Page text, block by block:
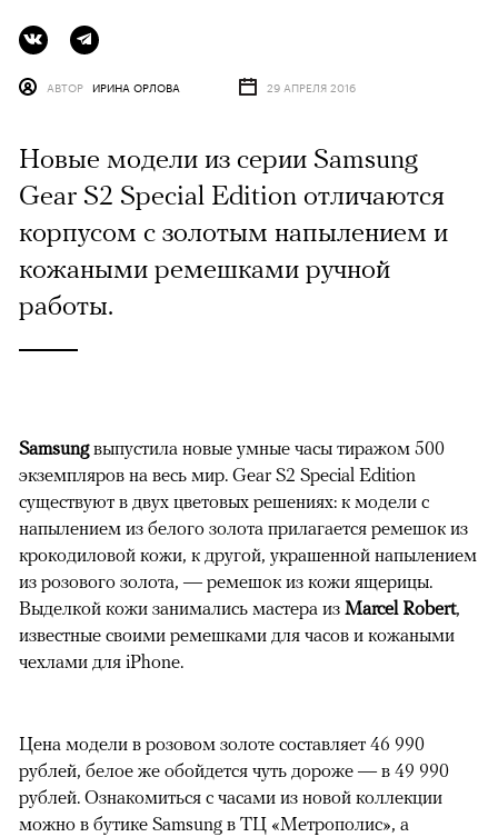
АВТОР ИРИНА ОРЛОВА 29 АПРЕЛЯ 2016
Новые модели из серии Samsung
Gear S2 Special Edition отличаются
корпусом с золотым напылением и
кожаными ремешками ручной
работы.
Samsungвыпустила новые умные часы тиражом 500
экземпляров на весь мир. Gear S2 Special Edition
существуют в двух цветовых решениях: к модели с
напылением из белого золота прилагается ремешок из
крокодиловой кожи, к другой, украшенной напылением
из розового золота, — ремешок из кожи ящерицы.
Выделкой кожи занимались мастера из Marcel Robert,
известные своими ремешками для часов и кожаными
чехлами для iPhone.
Цена модели в розовом золоте составляет 46 990
рублей, белое же обойдется чуть дороже — в 49 990
рублей. Ознакомиться с часами из новой коллекции
можно в бутике Samsung в ТЦ «Метрополис», а